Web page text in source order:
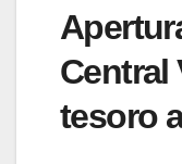
Central
tesoro